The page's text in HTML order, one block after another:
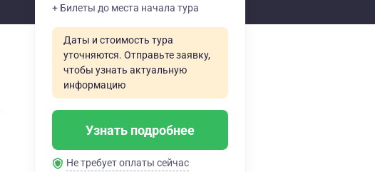
+ Билеты до места начала тура
Даты и стоимость тура
уточняются. Отправьте заявку,
чтобы узнать актуальную
информацию
Узнать подробнее
Не требует оплаты сейчас